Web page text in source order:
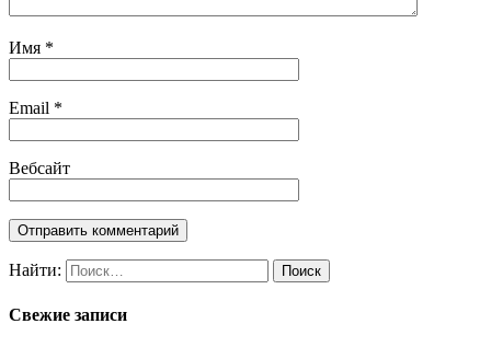
Имя *
Email *
Вебсайт
Найти:
Свежие записи